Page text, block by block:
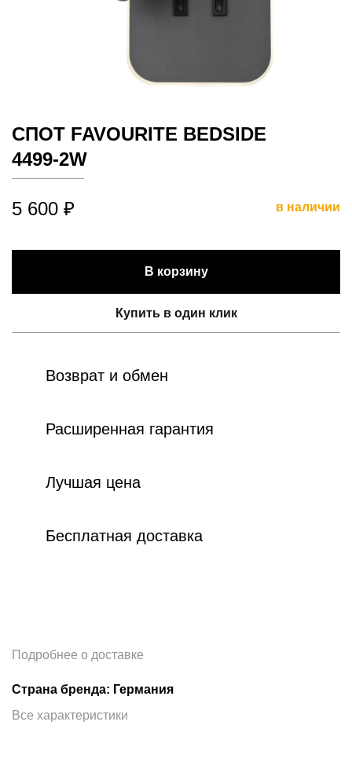
СПОТ FAVOURITE BEDSIDE
4499-2W
5 600 ₽ в наличии
В корзину
Купить в один клик
Возврат и обмен
Расширенная гарантия
Лучшая цена
Бесплатная доставка
Подробнее о доставке
Страна бренда: Германия
Все характеристики